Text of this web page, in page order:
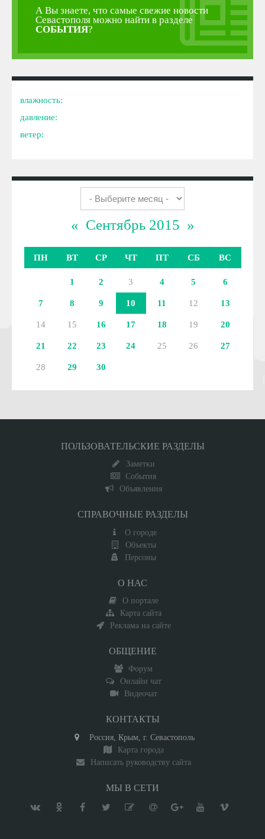
А Вы знаете, что самые свежие новости
Севастополя можно найти в разделе
СОБЫТИЯ?
влажность:
давление:
ветер:
« Сентябрь 2015 »
ПН ВТ СР ЧТ ПТ СБ ВС
1 2 3 4 5 6
7 8 9 10 11 12 13
14 15 16 17 18 19 20
21 22 23 24 25 26 27
28 29 30
ПОЛЬЗОВАТЕЛЬСКИЕ РАЗДЕЛЫ
Заметки
События
Объявления
СПРАВОЧНЫЕ РАЗДЕЛЫ
О городе
Объекты
Персоны
О НАС
О портале
Карта сайта
Реклама на сайте
ОБЩЕНИЕ
Форум
Онлайн чат
Видеочат
КОНТАКТЫ
Россия, Крым, г. Севастополь
Карта города
Написать руководству сайта
МЫ В СЕТИ